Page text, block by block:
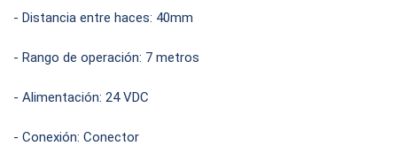
- Distancia entre haces: 40mm
- Rango de operación: 7 metros
- Alimentación: 24 VDC
- Conexión: Conector